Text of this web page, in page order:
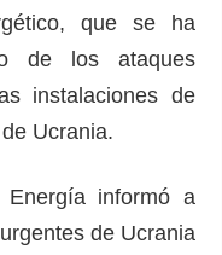
que se ha
de los ataques
instalaciones de
Ucrania.
informó a
de Ucrania